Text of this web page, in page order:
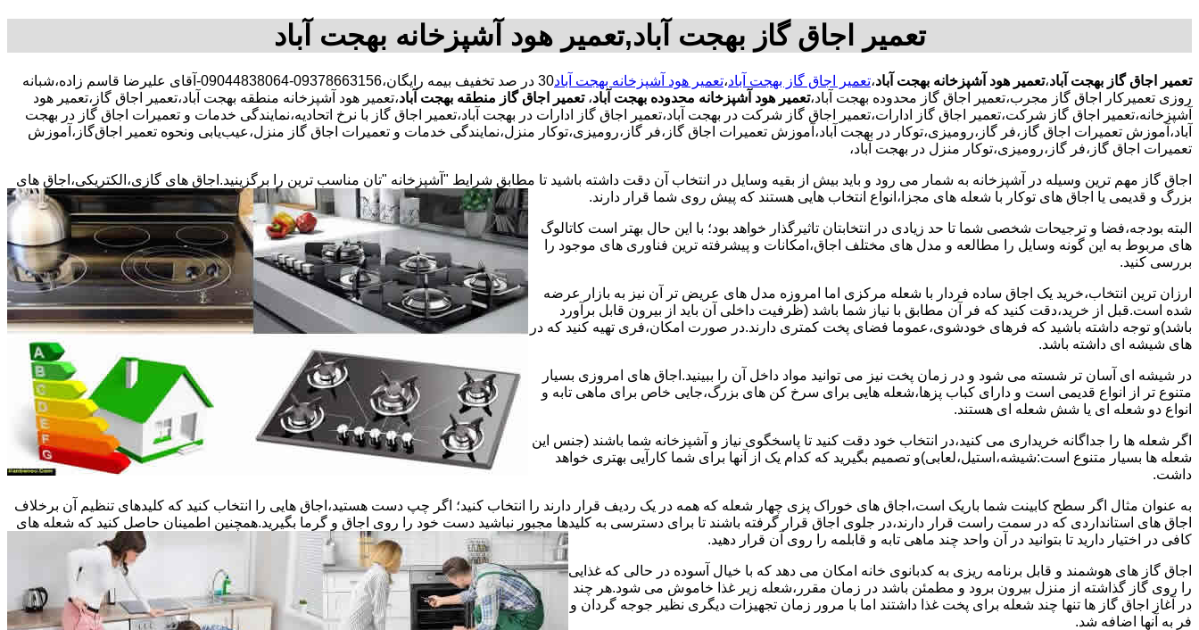
تعمیر اجاق گاز بهجت آباد,تعمیر هود آشپزخانه بهجت آباد
تعمیر اجاق گاز بهجت آباد،تعمیر هود آشپزخانه بهجت آباد،تعمیر اجاق گاز بهجت آباد،تعمیر هود آشپزخانه بهجت آباد
30 در صد تخفیف بیمه رایگان،09378663156-09044838064-آقای علیرضا قاسم زاده،شبانه
روزی تعمیرکار اجاق گاز مجرب،تعمیر اجاق گاز محدوده بهجت آباد،تعمیر هود آشپزخانه محدوده بهجت آباد، تعمیر اجاق گاز منطقه بهجت آباد،تعمیر هود آشپزخانه منطقه بهجت آباد،تعمیر اجاق گاز،تعمیر هود
آشپزخانه،تعمیر اجاق گاز شرکت،تعمیر اجاق گاز ادارات،تعمیر اجاق گاز شرکت در بهجت آباد،تعمیر اجاق گاز ادارات در بهجت آباد،تعمیر اجاق گاز با نرخ اتحادیه،نمایندگی خدمات و تعمیرات اجاق گاز در بهجت
آباد،آموزش تعمیرات اجاق گاز،فر گاز،رومیزی،توکار در بهجت آباد،آموزش تعمیرات اجاق گاز،فر گاز،رومیزی،توکار منزل،نمایندگی خدمات و تعمیرات اجاق گاز منزل،عیب‌یابی ونحوه تعمیر اجاق‌گاز،آموزش
تعمیرات اجاق گاز،فر گاز،رومیزی،توکار منزل در بهجت آباد،
اجاق گاز مهم ترین وسیله در آشپزخانه به شمار می رود و باید بیش از بقیه وسایل در انتخاب آن دقت داشته باشید تا مطابق شرایط "آشپزخانه "تان مناسب ترین را برگزینید.اجاق های گازی،الکتریکی،اجاق های
بزرگ و قدیمی یا اجاق های توکار با شعله های مجزا،انواع انتخاب هایی هستند که پیش روی شما قرار دارند.
البته بودجه،فضا و ترجیحات شخصی شما تا حد زیادی در انتخابتان تاثیرگذار خواهد بود؛ با این حال بهتر است کاتالوگ
های مربوط به این گونه وسایل را مطالعه و مدل های مختلف اجاق،امکانات و پیشرفته ترین فناوری های موجود را
بررسی کنید.
ارزان ترین انتخاب،خرید یک اجاق ساده فردار با شعله مرکزی اما امروزه مدل های عریض تر آن نیز به بازار عرضه
شده است.قبل از خرید،دقت کنید که فر آن مطابق با نیاز شما باشد (ظرفیت داخلی آن باید از بیرون قابل برآورد
باشد)و توجه داشته باشید که فرهای خودشوی،عموما فضای پخت کمتری دارند.در صورت امکان،فری تهیه کنید که در
های شیشه ای داشته باشد.
در شیشه ای آسان تر شسته می شود و در زمان پخت نیز می توانید مواد داخل آن را ببینید.اجاق های امروزی بسیار
متنوع تر از انواع قدیمی است و دارای کباب پزها،شعله هایی برای سرخ کن های بزرگ،جایی خاص برای ماهی تابه و
انواع دو شعله ای یا شش شعله ای هستند.
اگر شعله ها را جداگانه خریداری می کنید،در انتخاب خود دقت کنید تا پاسخگوی نیاز و آشپزخانه شما باشند (جنس این
شعله ها بسیار متنوع است:شیشه،استیل،لعابی)و تصمیم بگیرید که کدام یک از آنها برای شما کارآیی بهتری خواهد
داشت.
به عنوان مثال اگر سطح کابینت شما باریک است،اجاق های خوراک پزی چهار شعله که همه در یک ردیف قرار دارند را انتخاب کنید؛ اگر چپ دست هستید،اجاق هایی را انتخاب کنید که کلیدهای تنظیم آن برخلاف
اجاق های استانداردی که در سمت راست قرار دارند،در جلوی اجاق قرار گرفته باشند تا برای دسترسی به کلیدها مجبور نباشید دست خود را روی اجاق و گرما بگیرید.همچنین اطمینان حاصل کنید که شعله های
کافی در اختیار دارید تا بتوانید در آن واحد چند ماهی تابه و قابلمه را روی آن قرار دهید.
اجاق گاز های هوشمند و قابل برنامه ریزی به کدبانوی خانه امکان می دهد که با خیال آسوده در حالی که غذایی
را روی گاز گذاشته از منزل بیرون برود و مطمئن باشد در زمان مقرر،شعله زیر غذا خاموش می شود.هر چند
در آغاز اجاق گاز ها تنها چند شعله برای پخت غذا داشتند اما با مرور زمان تجهیزات دیگری نظیر جوجه گردان و
فر به آنها اضافه شد.